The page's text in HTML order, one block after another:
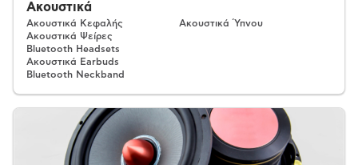
Ακουστικά
Ακουστικά Κεφαλής
Ακουστικά Ψείρες
Bluetooth Headsets
Ακουστικά Earbuds
Bluetooth Neckband
Ακουστικά Ύπνου